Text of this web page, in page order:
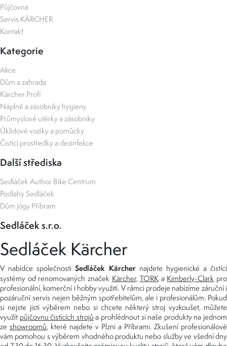
Půjčovna
Servis KÄRCHER
Kontakt
Kategorie
Akce
Dům a zahrada
Kärcher Profi
Náplně a zásobníky hygieny
Průmyslové utěrky a zásobníky
Úklidové vozíky a pomůcky
Čisticí prostředky a dezinfekce
Další střediska
Sedláček Author Bike Centrum
Podlahy Sedláček
Dům jógy Příbram
Sedláček s.r.o.
Sedláček Kärcher
V nabídce společnostiSedláček Kärchernajdete hygienické a čistící
systémy od renomovaných značek Kärcher,TORK a Kimberly-Clark pro
profesionální, komerční i hobby využití. V rámci prodeje nabízíme záruční i
pozáruční servis nejen běžným spotřebitelům, ale i profesionálům. Pokud
si nejste jisti výběrem nebo si chcete některý stroj vyzkoušet, můžete
využít půjčovnu čistících strojů a prohlédnout si naše produkty na jednom
ze showroomů, které najdete v Plzni a Příbrami. Zkušení profesionálové
vám pomohou s výběrem vhodného produktu nebo služby ve všední dny